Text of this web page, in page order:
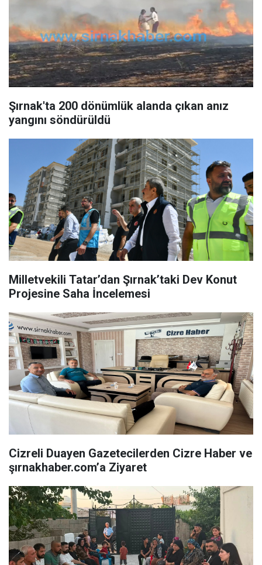
Şırnak'ta 200 dönümlük alanda çıkan anız
yangını söndürüldü
Milletvekili Tatar’dan Şırnak’taki Dev Konut
Projesine Saha İncelemesi
Cizreli Duayen Gazetecilerden Cizre Haber ve
şırnakhaber.com’a Ziyaret